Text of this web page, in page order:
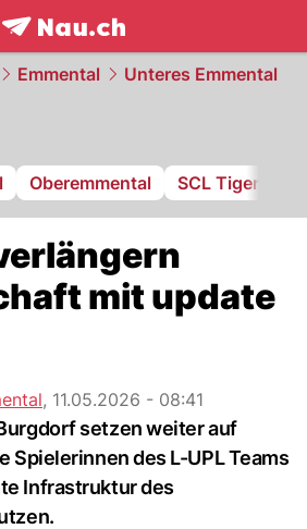
frontpage.NAU.ch
Emmental Unteres Emmental
Oberemmental SCL Tigers
mit update
, 11.05.2026 - 08:41
setzen weiter auf
Spielerinnen des L-UPL Teams
Infrastruktur des